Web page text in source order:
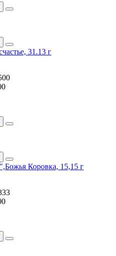
31.13 г
Коровка, 15,15 г